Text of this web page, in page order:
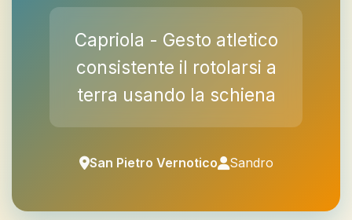
Capriola - Gesto atletico
consistente il rotolarsi a
terra usando la schiena
San Pietro Vernotico Sandro